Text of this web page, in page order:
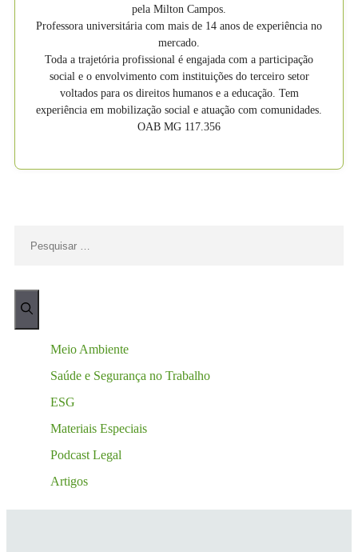
pela Milton Campos.
Professora universitária com mais de 14 anos de experiência no
mercado.
Toda a trajetória profissional é engajada com a participação
social e o envolvimento com instituições do terceiro setor
voltados para os direitos humanos e a educação. Tem
experiência em mobilização social e atuação com comunidades.
OAB MG 117.356
Meio Ambiente
Saúde e Segurança no Trabalho
ESG
Materiais Especiais
Podcast Legal
Artigos